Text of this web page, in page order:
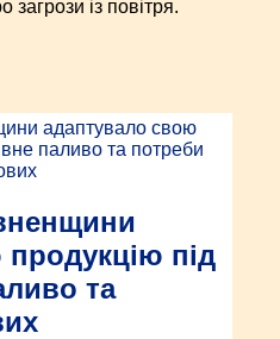
загрози із повітря.
під
та